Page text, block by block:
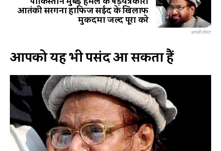
आतंकी सरगना हाफिज सईद के खिलाफ
मुकदमा जल्द पूरा करे
अगली पोस्ट
आपको यह भी पसंद आ सकता हैं